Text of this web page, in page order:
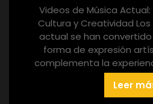
Videos de Música
Cultura y Creatividad
actual se han
forma de expresión
complementa la
Leer